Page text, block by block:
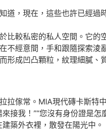
道，現在，這些也許已
比較私密的私人空間。它
不經意間，手和跟隨探索
形成凹凸顆粒，紋理細膩
拉傢常。MIA現代磚卡斯特
接我！”“您沒有身份證是
築外衣裡，散發在陽光中。